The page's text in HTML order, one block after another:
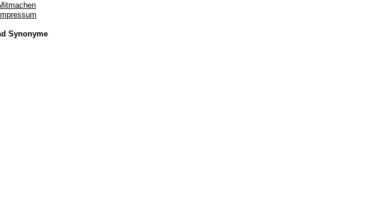
Impressum
Synonyme